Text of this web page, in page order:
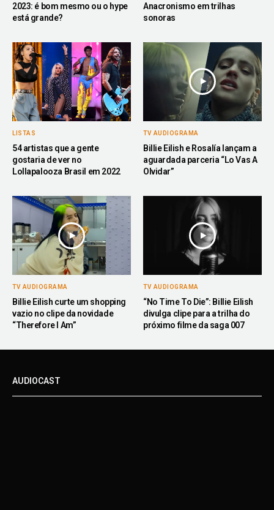
2023: é bom mesmo ou o hype
está grande?
Anacronismo em trilhas
sonoras
LISTAS
54 artistas que a gente
gostaria de ver no
Lollapalooza Brasil em 2022
TV AUDIOGRAMA
Billie Eilish e Rosalía lançam a
aguardada parceria “Lo Vas A
Olvidar”
TV AUDIOGRAMA
Billie Eilish curte um shopping
vazio no clipe da novidade
“Therefore I Am”
TV AUDIOGRAMA
“No Time To Die”: Billie Eilish
divulga clipe para a trilha do
próximo filme da saga 007
AUDIOCAST